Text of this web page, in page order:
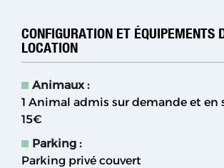
CONFIGURATION ET ÉQUIPEMENTS
LOCATION
Animaux :
1 Animal admis sur demande et en
15€
Parking :
Parking privé couvert